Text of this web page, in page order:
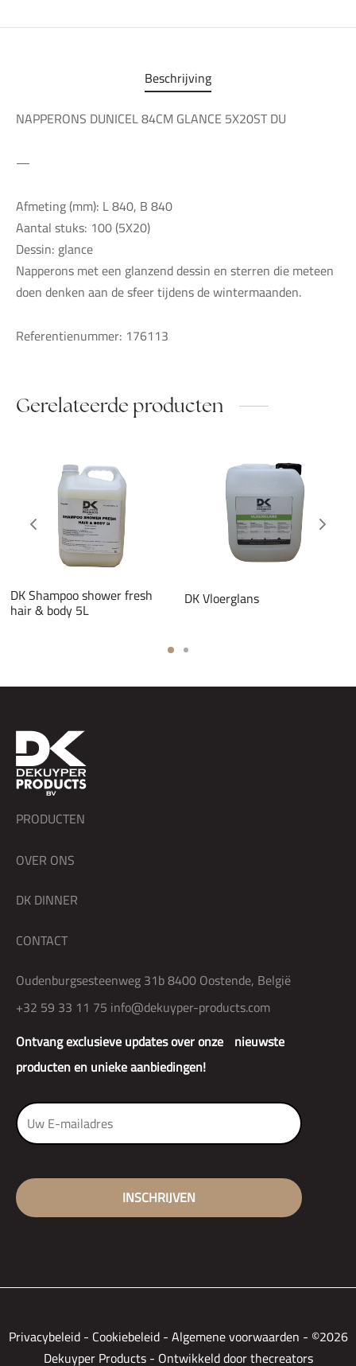
Beschrijving
NAPPERONS DUNICEL 84CM GLANCE 5X20ST DU
—
Afmeting (mm): L 840, B 840
Aantal stuks: 100 (5X20)
Dessin: glance
Napperons met een glanzend dessin en sterren die meteen
doen denken aan de sfeer tijdens de wintermaanden.
Referentienummer: 176113
Gerelateerde producten
DK Shampoo shower fresh
hair & body 5L DK Vloerglans
Ontvang exclusieve updates over onze nieuwste
producten en unieke aanbiedingen!
PRODUCTEN
OVER ONS
DK DINNER
CONTACT
Oudenburgsesteenweg 31b 8400 Oostende, België
+32 59 33 11 75 info@dekuyper-products.com
Privacybeleid- Cookiebeleid-Algemene voorwaarden - ©2026
Dekuyper Products - Ontwikkeld door thecreators